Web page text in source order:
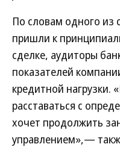
По словам одного из
пришли к
сделке, аудиторы
показателей
кредитной нагрузки.
расставаться с
хочет продолжить
управлением»,—